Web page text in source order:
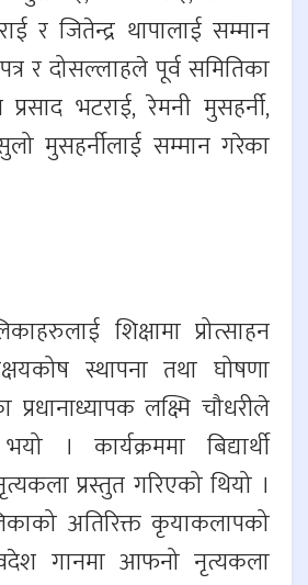
र जितेन्द्र थापालाई सम्मान
र दोसल्लाहले पूर्व समितिका
भटराई, रेमनी मुसहर्नी,
मुसहर्नीलाई सम्मान गरेका
शिक्षामा प्रोत्साहन
स्थापना तथा घोषणा
प्रधानाध्यापक लक्ष्मि चौधरीले
। कार्यक्रममा बिद्यार्थी
प्रस्तुत गरिएको थियो ।
अतिरिक्त कृयाकलापको
गानमा आफनो नृत्यकला